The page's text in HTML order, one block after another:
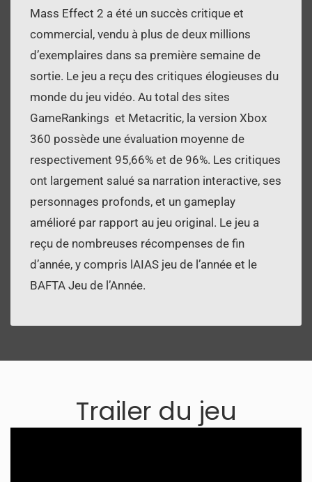
Mass Effect 2 a été un succès critique et
commercial, vendu à plus de deux millions
d’exemplaires dans sa première semaine de
sortie. Le jeu a reçu des critiques élogieuses du
monde du jeu vidéo. Au total des sites
GameRankings et Metacritic, la version Xbox
360 possède une évaluation moyenne de
respectivement 95,66% et de 96%. Les critiques
ont largement salué sa narration interactive, ses
personnages profonds, et un gameplay
amélioré par rapport au jeu original. Le jeu a
reçu de nombreuses récompenses de fin
d’année, y compris lAIAS jeu de l’année et le
BAFTA Jeu de l’Année.
Trailer du jeu